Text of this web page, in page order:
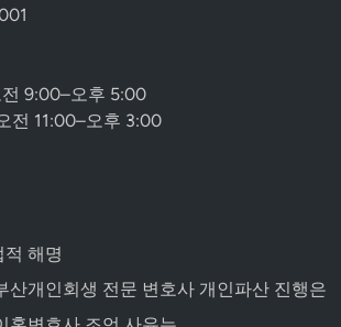
9:00–오후 5:00
전 11:00–오후 3:00
해명
산개인회생 전문 변호사 개인파산 진행은